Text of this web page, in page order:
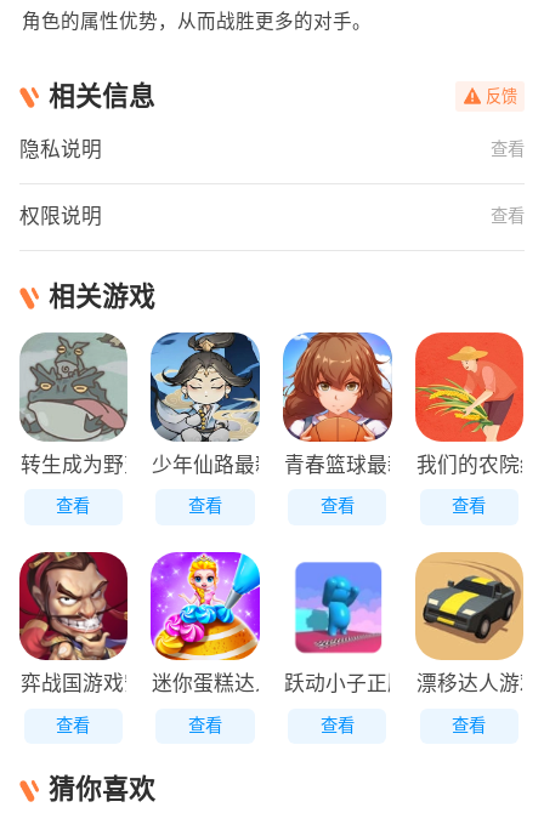
角色的属性优势，从而战胜更多的对手。
相关信息 反馈
隐私说明 查看
权限说明 查看
相关游戏
转生成为野蛮人正版
查看
少年仙路最新版
查看
青春篮球最新版
查看
我们的农院
查看
弈战国游戏安装包
查看
迷你蛋糕达人原版
查看
跃动小子正版
查看
漂移达人游
查看
猜你喜欢